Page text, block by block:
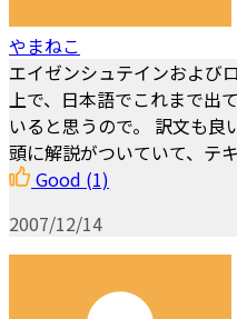
やまねこ
エイゼンシュテインおよび
上で、日本語でこれまで出
いると思うので。 訳文も良
頭に解説がついていて、テ
Good (1)
2007/12/14